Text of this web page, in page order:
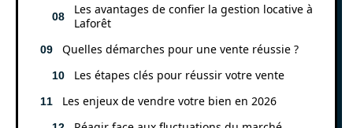
Les avantages de confier la gestion locative à
Laforêt
Quelles démarches pour une vente réussie ?
Les étapes clés pour réussir votre vente
Les enjeux de vendre votre bien en 2026